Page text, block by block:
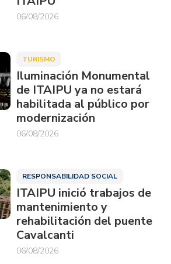
06/08/2026
TURISMO
Iluminación Monumental
de ITAIPU ya no estará
habilitada al público por
modernización
06/08/2026
RESPONSABILIDAD SOCIAL
ITAIPU inició trabajos de
mantenimiento y
rehabilitación del puente
Cavalcanti
06/08/2026